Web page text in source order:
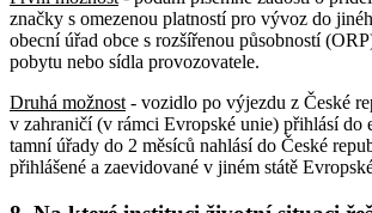
značky s omezenou platností pro vývoz do
obecní úřad obce s rozšířenou působností
pobytu nebo sídla provozovatele.
Druhá možnost - vozidlo po výjezdu z České
v zahraničí (v rámci Evropské unie) přihlásí do
tamní úřady do 2 měsíců nahlásí do České
přihlášené a zaevidované v jiném státě